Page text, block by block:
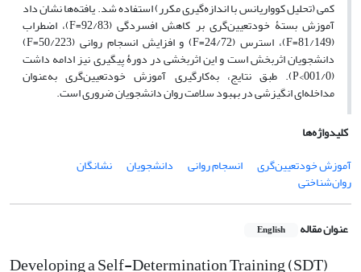
کمی (تحلیل کوواریانس با اندازه‌گیری مکرر) استفاده شد. یافته‌ها نشان داد
آموزش بستۀ خودتعیین‌گری بر کاهش افسردگی (92/83=F)، اضطراب
(81/149=F)، استرس (24/72=F) و افزایش انسجام روانی (50/223=F)
دانشجویان اثربخش است و این اثربخشی در دورۀ پیگیری نیز ادامه داشت
(001/0>P). طبق نتایج، به‌کارگیری آموزش خودتعیین‌گری به‌عنوان
مداخله‌ای انگیزشی در بهبود سلامت روان دانشجویان ضروری است.
کلیدواژه‌ها
آموزش خودتعیین‌گری
انسجام روانی دانشجویان نشانگان
روان‌شناختی
عنوان مقاله English
Developing a Self-Determination Training (SDT)